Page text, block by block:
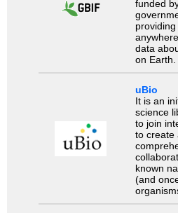
funded
data
on Earth.
uBio
It is an
science
to join
to create
known
(and